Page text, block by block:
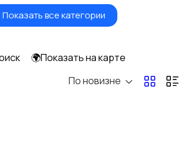
Объективы
Аксессуары
Показать все категории
🌍Показать на карте
По новизне